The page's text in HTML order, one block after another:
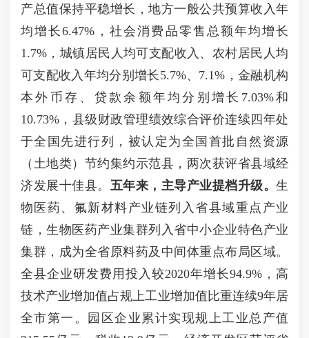
产总值保持平稳增长，地方一般公共预算收入年
均增长6.47%，社会消费品零售总额年均增长
1.7%，城镇居民人均可支配收入、农村居民人均
可支配收入年均分别增长5.7%、7.1%，金融机构
本外币存、贷款余额年均分别增长7.03%和
10.73%，县级财政管理绩效综合评价连续四年处
于全国先进行列，被认定为全国首批自然资源
（土地类）节约集约示范县，两次获评省县域经
济发展十佳县。 五年来，主导产业提档升级。 生
物医药、氟新材料产业链列入省县域重点产业
链，生物医药产业集群列入省中小企业特色产业
集群，成为全省原料药及中间体重点布局区域。
全县企业研发费用投入较2020年增长94.9%，高
技术产业增加值占规上工业增加值比重连续9年居
全市第一。园区企业累计实现规上工业总产值